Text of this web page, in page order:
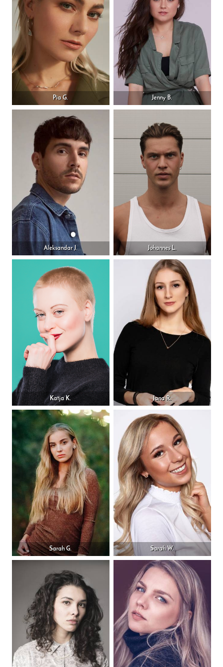
Pia G. Jenny B.
Aleksandar J. Johannes L.
Katja K. Jana R.
Sarah G. Sarah W.